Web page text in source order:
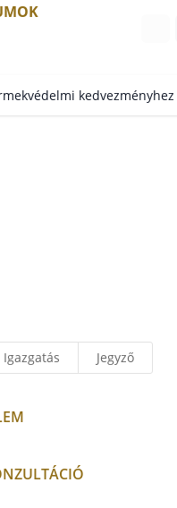
kedvezményhez
Igazgatás Jegyző